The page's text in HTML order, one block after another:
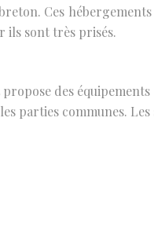
Ces
ils sont très prisés.
propose des
parties communes.